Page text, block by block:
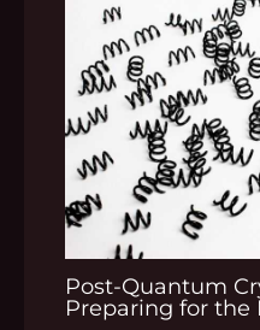
Post-Quantum
Preparing for the